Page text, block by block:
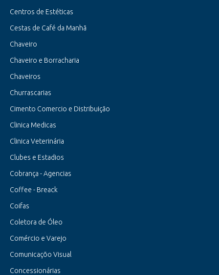
Centros de Estéticas
Cestas de Café da Manhã
Chaveiro
Chaveiro e Borracharia
Chaveiros
Churrascarias
Cimento Comercio e Distribuição
Clinica Medicas
Clinica Veterinária
Clubes e Estadios
Cobrança - Agencias
Coffee - Breack
Coifas
Coletora de Óleo
Comércio e Varejo
Comunicaçõo Visual
Concessionárias